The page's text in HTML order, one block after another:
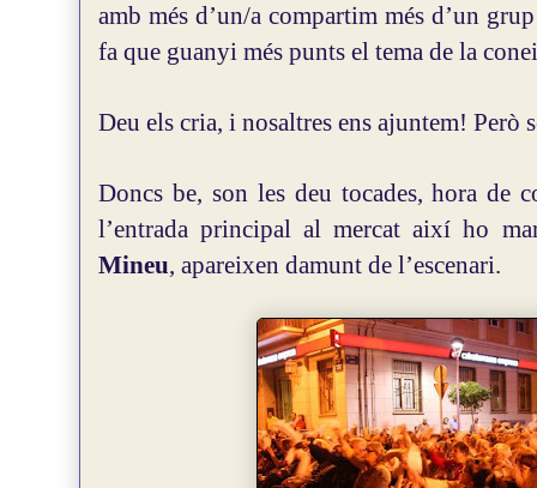
amb més d’un/a compartim més d’un
fa que guanyi més punts el tema de la
Deu els cria, i nosaltres ens ajuntem! Però
Doncs be, son les deu tocades, hora de
l’entrada principal al mercat així ho
Mineu, apareixen damunt de l’escenari.